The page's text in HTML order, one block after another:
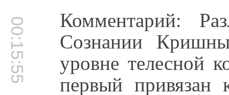
00:15:55 Комментарий:
Сознании
уровне телесной
первый привязан